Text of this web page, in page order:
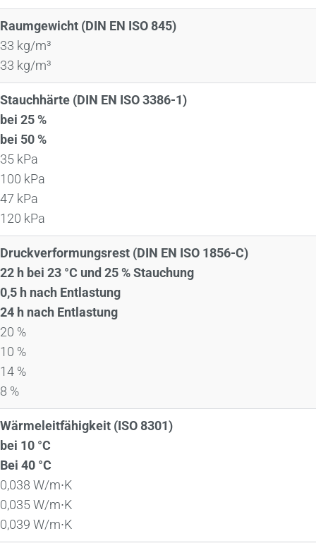
Raumgewicht (DIN EN ISO 845)
33 kg/m³
33 kg/m³
Stauchhärte (DIN EN ISO 3386-1)
bei 25 %
bei 50 %
35 kPa
100 kPa
47 kPa
120 kPa
Druckverformungsrest (DIN EN ISO 1856-C)
22 h bei 23 °C und 25 % Stauchung
0,5 h nach Entlastung
24 h nach Entlastung
20 %
10 %
14 %
8 %
Wärmeleitfähigkeit (ISO 8301)
bei 10 °C
Bei 40 °C
0,038 W/m∙K
0,035 W/m∙K
0,039 W/m∙K